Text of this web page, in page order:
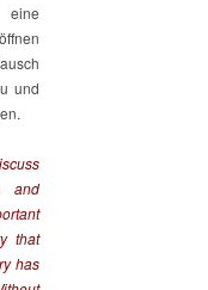
und
and
that
has